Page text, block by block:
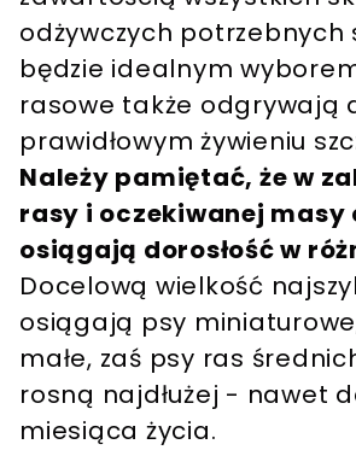
odżywczych potrzebnych
będzie idealnym
rasowe także odgrywają
prawidłowym żywieniu
Należy pamiętać, że w
rasy i oczekiwanej masy
osiągają dorosłość w
Docelową wielkość
osiągają psy
małe, zaś psy ras
rosną najdłużej - nawet
miesiąca życia.